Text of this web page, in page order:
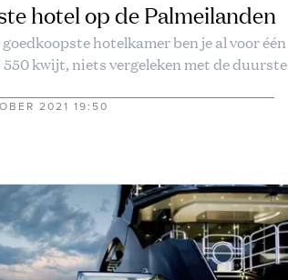
hotel op de Palmeilanden
hotelkamer ben je al voor één
kwijt, niets vergeleken met de duurste
2021 19:50